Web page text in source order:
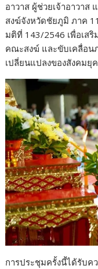
อาวาส ผู้ช่วยเจ้าอาวา
สงฆ์จังหวัดชัยภูมิ ภาค
มติที่ 143/2546 เพื่อเสริ
คณะสงฆ์ และขับเคลื่อน
เปลี่ยนแปลงของสังคมยุ
การประชุมครั้งนี้ได้รับค